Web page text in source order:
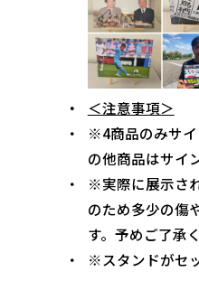
＜注意事項＞
※4商品のみサイ
の他商品はサイ
※実際に展示さ
のため多少の傷
す。予めご了承
※スタンドがセ